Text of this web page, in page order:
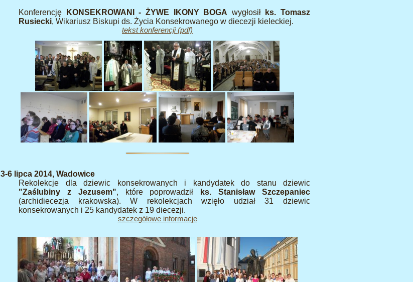
Konferencję KONSEKROWANI - ŻYWE IKONY BOGA wygłosił
ks. Tomasz
Rusiecki, Wikariusz Biskupi ds. Życia Konsekrowanego w diecezji kieleckiej.
tekst konferencji (pdf)
3-6 lipca 2014, Wadowice
Rekolekcje dla dziewic konsekrowanych i kandydatek do stanu dziewic
"Zaślubiny z Jezusem", które poprowadził
ks. Stanisław Szczepaniec
(archidiecezja krakowska). W rekolekcjach wzięło udział 31 dziewic
konsekrowanych i 25 kandydatek z 19 diecezji.
szczegółowe informacje